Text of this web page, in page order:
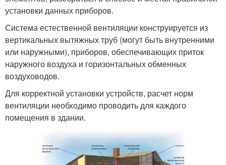
установки данных приборов.
Система естественной вентиляции конструируется из
вертикальных вытяжных труб (могут быть внутренними
или наружными), приборов, обеспечивающих приток
наружного воздуха и горизонтальных обменных
воздуховодов.
Для корректной установки устройств, расчет норм
вентиляции необходимо проводить для каждого
помещения в здании.